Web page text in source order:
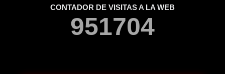
CONTADOR DE VISITAS A LA WEB
951704